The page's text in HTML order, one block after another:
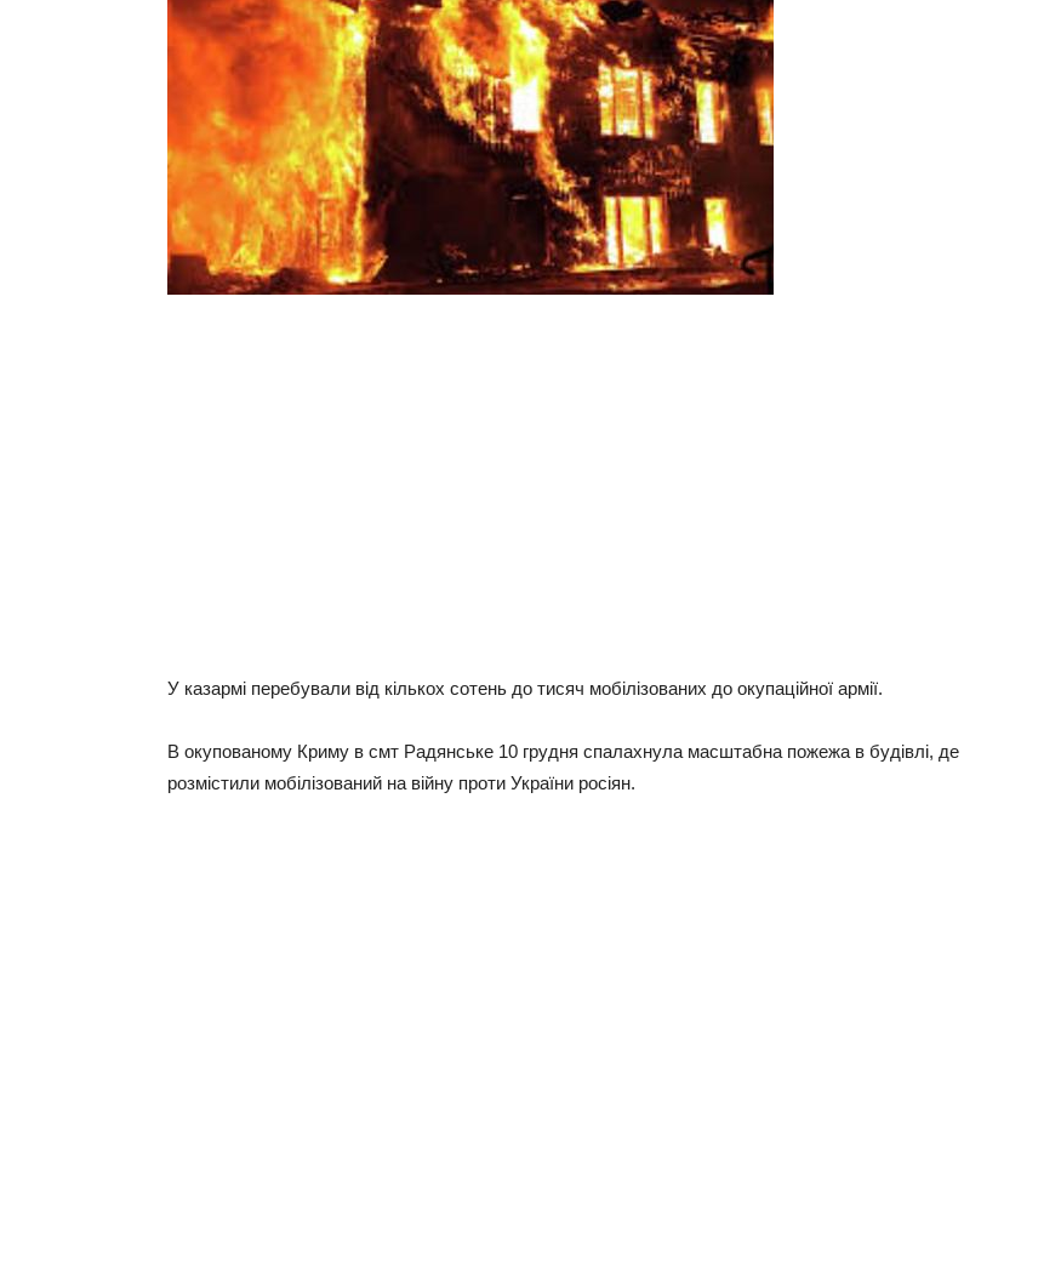
У казармі перебували від кількох сотень до тисяч мобілізованих до окупаційної армії.
В окупованому Криму в смт Радянське 10 грудня спалахнула масштабна пожежа в будівлі, де
розмістили мобілізований на війну проти України росіян.